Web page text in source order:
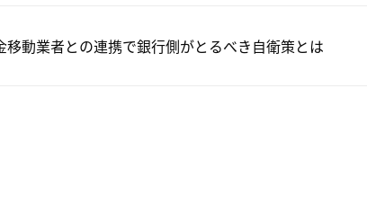
動業者との連携で銀行側がとるべき自衛策とは